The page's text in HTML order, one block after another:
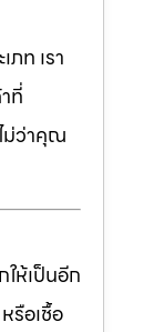
ท เรา
ที่
ม่ว่าคุณ
ห้เป็นอีก
รือเชื้อ